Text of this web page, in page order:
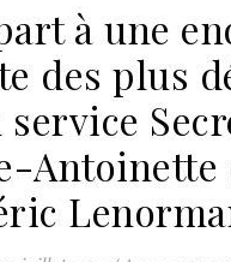
à une
des plus
service
Antoinette